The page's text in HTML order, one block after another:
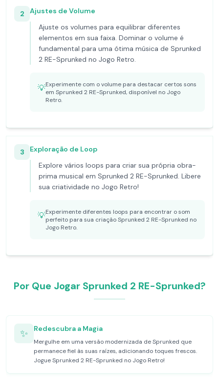
2
Ajustes de Volume
Ajuste os volumes para equilibrar diferentes
elementos em sua faixa. Dominar o volume é
fundamental para uma ótima música de Sprunked
2 RE-Sprunked no Jogo Retro.
💡Experimente com o volume para destacar certos sons
em Sprunked 2 RE-Sprunked, disponível no Jogo
Retro.
3
Exploração de Loop
Explore vários loops para criar sua própria obra-
prima musical em Sprunked 2 RE-Sprunked. Libere
sua criatividade no Jogo Retro!
💡Experimente diferentes loops para encontrar o som
perfeito para sua criação Sprunked 2 RE-Sprunked no
Jogo Retro.
Por Que Jogar Sprunked 2 RE-Sprunked?
✨ Redescubra a Magia
Mergulhe em uma versão modernizada de Sprunked que
permanece fiel às suas raízes, adicionando toques frescos.
Jogue Sprunked 2 RE-Sprunked no Jogo Retro!